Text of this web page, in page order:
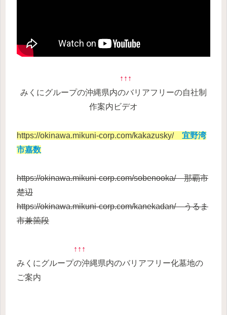
↑↑↑
みくにグループの沖縄県内のバリアフリーの自社制
作案内ビデオ
https://okinawa.mikuni-corp.com/kakazusky/
宜野湾
市嘉数
https://okinawa.mikuni-corp.com/sobenooka/ 那覇市
楚辺
https://okinawa.mikuni-corp.com/kanekadan/ うるま
市兼箇段
↑↑↑
みくにグループの沖縄県内のバリアフリー化墓地の
ご案内